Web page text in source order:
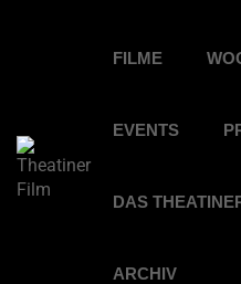
FILME
EVENTS
DAS
ARCHIV